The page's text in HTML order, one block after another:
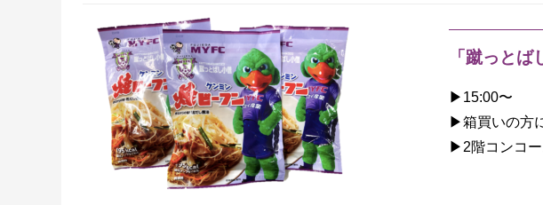
「蹴っと
▶︎15:00〜
▶︎箱買いの方
▶︎2階コンコ